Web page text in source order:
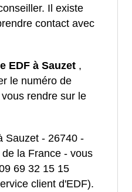
Il existe
contact avec
EDF à Sauzet ,
le numéro de
rendre sur le
Sauzet - 26740 -
la France - vous
69 32 15 15
client d'EDF).